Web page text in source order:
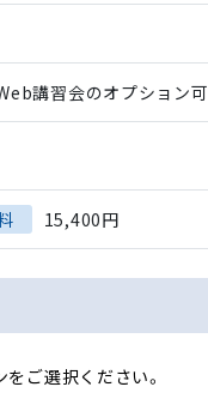
講習会のオプション可
15,400円
ご選択ください。